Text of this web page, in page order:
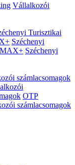
Vállalkozói
Turisztikai
Széchenyi
MAX+ Széchenyi
számlacsomagok
OTP
számlacsomagok